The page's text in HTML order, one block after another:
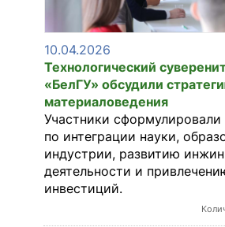
10.04.2026
Технологический
«БелГУ» обсудили
материаловедения
Участники
по интеграции науки,
индустрии, развитию
деятельности и
инвестиций.